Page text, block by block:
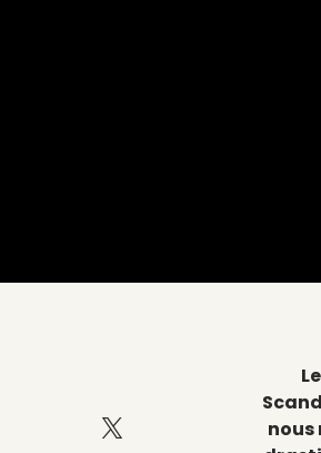
nous